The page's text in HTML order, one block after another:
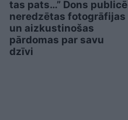
tas pats…” Dons publicē
neredzētas fotogrāfijas
un aizkustinošas
pārdomas par savu
dzīvi